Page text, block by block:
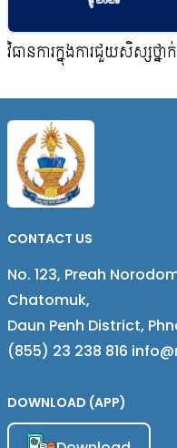
វិធានការក្នុងការជួយសិស្សថ្នា
គណិតវិទ្យា "ដំណោះស្រាយ
ការអនុវត្ត" ករណីសិក្សា៖ សិស្ស
ថ្នាក់ទី៧ នៃសាលារៀនជំនាន់ថ្មី
វិទ្យាល័យព្រែកលៀប
CONTACT US
No. 123, Preah
Chatomuk,
Daun Penh District,
(855) 23 238 816
DOWNLOAD (APP)